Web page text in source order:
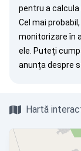
pentru a calcula
Cel mai
monitorizare în
ele. Puteți
anunța despre
Hartă